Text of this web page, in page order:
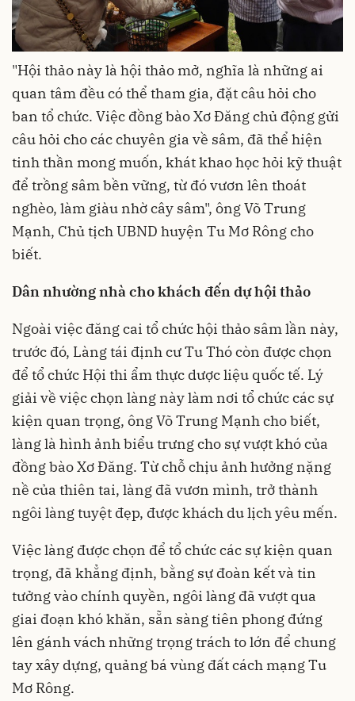
"Hội thảo này là hội thảo mở, nghĩa là những ai
quan tâm đều có thể tham gia, đặt câu hỏi cho
ban tổ chức. Việc đồng bào Xơ Đăng chủ động gửi
câu hỏi cho các chuyên gia về sâm, đã thể hiện
tinh thần mong muốn, khát khao học hỏi kỹ thuật
để trồng sâm bền vững, từ đó vươn lên thoát
nghèo, làm giàu nhờ cây sâm", ông Võ Trung
Mạnh, Chủ tịch UBND huyện Tu Mơ Rông cho
biết.
Dân nhường nhà cho khách đến dự hội thảo
Ngoài việc đăng cai tổ chức hội thảo sâm lần này,
trước đó, Làng tái định cư Tu Thó còn được chọn
để tổ chức Hội thi ẩm thực dược liệu quốc tế. Lý
giải về việc chọn làng này làm nơi tổ chức các sự
kiện quan trọng, ông Võ Trung Mạnh cho biết,
làng là hình ảnh biểu trưng cho sự vượt khó của
đồng bào Xơ Đăng. Từ chỗ chịu ảnh hưởng nặng
nề của thiên tai, làng đã vươn mình, trở thành
ngôi làng tuyệt đẹp, được khách du lịch yêu mến.
Việc làng được chọn để tổ chức các sự kiện quan
trọng, đã khẳng định, bằng sự đoàn kết và tin
tưởng vào chính quyền, ngôi làng đã vượt qua
giai đoạn khó khăn, sẵn sàng tiên phong đứng
lên gánh vách những trọng trách to lớn để chung
tay xây dựng, quảng bá vùng đất cách mạng Tu
Mơ Rông.